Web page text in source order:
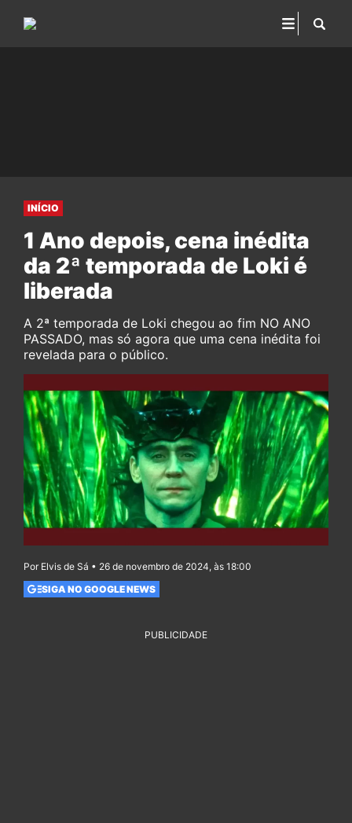
INÍCIO
1 Ano depois, cena inédita
da 2ª temporada de Loki é
liberada
A 2ª temporada de Loki chegou ao fim NO ANO
PASSADO, mas só agora que uma cena inédita foi
revelada para o público.
Por Elvis de Sá • 26 de novembro de 2024, às 18:00
SIGA NO GOOGLE NEWS
PUBLICIDADE